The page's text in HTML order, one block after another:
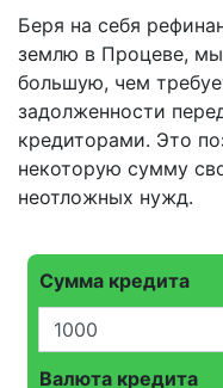
Беря на себя
землю в Процеве,
большую, чем
задолженности
кредиторами. Это
некоторую сумму
неотложных нужд.
Сумма кредита
Валюта кредита